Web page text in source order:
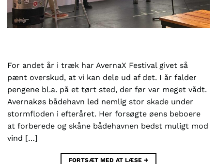
For andet år i træk har AvernaX Festival givet så
pænt overskud, at vi kan dele ud af det. I år falder
pengene bl.a. på et tørt sted, der før var meget vådt.
Avernakøs bådehavn led nemlig stor skade under
stormfloden i efteråret. Her forsøgte øens beboere
at forberede og skåne bådehavnen bedst muligt mod
vind […]
FORTSÆT MED AT LÆSE →